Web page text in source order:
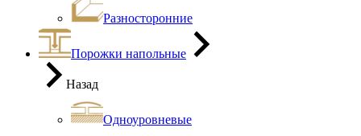
Разносторонние
Порожки напольные
Назад
Одноуровневые